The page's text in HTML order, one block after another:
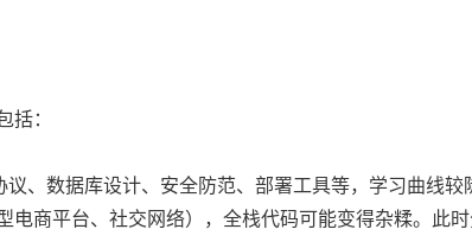
：
、数据库设计、安全防范、部署工具等，学习曲线较
商平台、社交网络），全栈代码可能变得杂糅。此